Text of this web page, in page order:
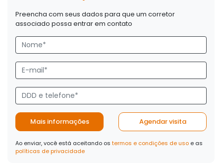
Preencha com seus dados para que um corretor
associado possa entrar em contato
Mais informações Agendar visita
Ao enviar, você está aceitando os termos e condições de uso e as
políticas de privacidade